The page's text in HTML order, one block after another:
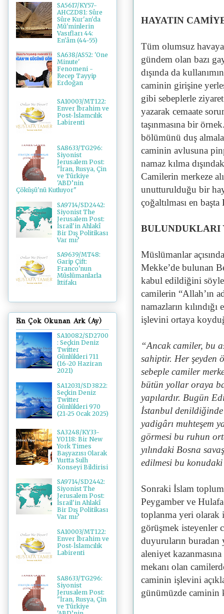
HAYATIN
Tüm olumsuz
gündem olan bazı
dışında da
caminin girişine
gibi sebeplerle
yazarak cemaate
taşınmasına bir
bölümünü duş
caminin avlusuna
namaz kılma
Camilerin merkeze
unutturulduğu bir
çoğaltılması en
BULUNDUKLARI
Müslümanlar
Mekke’de bulunan
kabul edildiğini
camilerin “Allah’ın
namazların
işlevini ortaya
“Ancak camiler, bu
sahiptir. Her şeyden
sebeple camiler
bütün yollar oraya
yapılardır. Bugün
İstanbul
yadigârı muhteşem
görmesi bu ruhun
yılındaki Bosna
edilmesi bu
Sonraki İslam
Peygamber ve
toplanma yeri
görüşmek isteyenler
duyuruların buradan
aleniyet
mekanı olan
caminin işlevini
günümüzde caminin
SA5617/KY57-
AHCZD81: Sûre
Sûre Kur'an'da
Mü'minlerin
Vasıfları 44:
En'âm (44-55)
SA638/AS52: 'One
Minute'
Fenomeni -
Recep Tayyip
Erdoğan
SA10003/MT122:
Enver İbrahim ve
Post-İslamcılık
Labirenti
SA8633/TG296:
Siyonist
Jerusalem Post:
"İran, Rusya, Çin
ve Türkiye
'ABD’nin
Çöküşü'nü Kutluyor"
SA9714/SD2442:
Siyonist The
Jerusalem Post:
İsrail'in Ahlakî
Bir Dış Politikası
Var mı?
SA9639/MT48:
Garip Çift:
Franco'nun
Müslümanlarla
İttifakı
En Çok Okunan Ark (Ay)
SA10082/SD2700
: Seçkin Deniz
Twitter
Günlükleri 711
(16-20 Haziran
2021)
SA12031/SD3822:
Seçkin Deniz
Twitter
Günlükleri 970
(21-25 Ocak 2025)
SA3248/KY33-
YO118: Bir New
York Times
Başyazısı Olarak
Yurtta Sulh
Konseyi Bildirisi
SA9714/SD2442:
Siyonist The
Jerusalem Post:
İsrail'in Ahlakî
Bir Dış Politikası
Var mı?
SA10003/MT122:
Enver İbrahim ve
Post-İslamcılık
Labirenti
SA8633/TG296:
Siyonist
Jerusalem Post:
"İran, Rusya, Çin
ve Türkiye